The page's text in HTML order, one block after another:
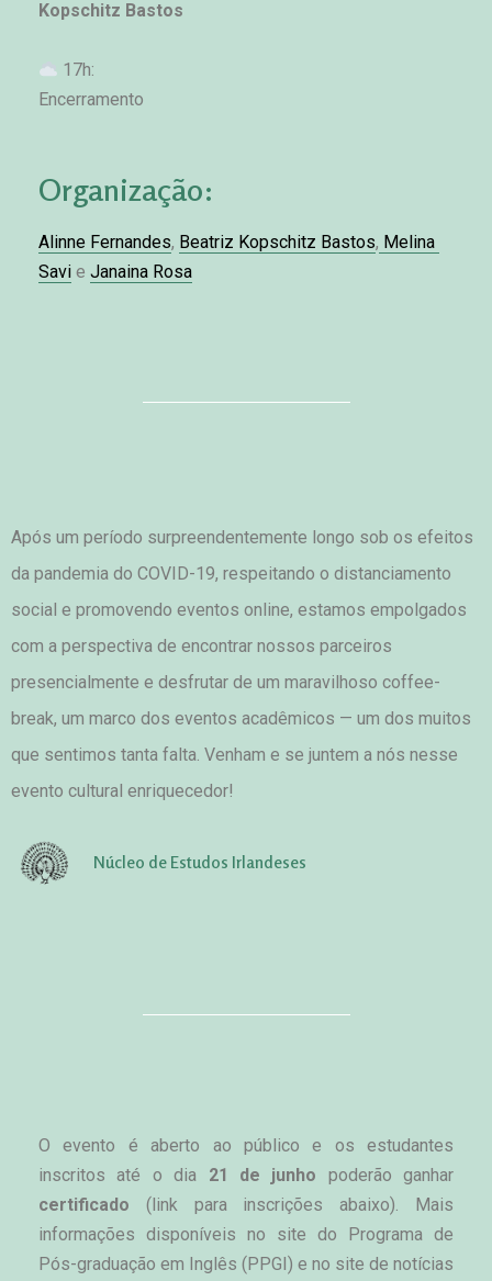
Kopschitz Bastos
17h:
Encerramento
Organização:
Alinne Fernandes, Beatriz Kopschitz Bastos, Melina
Savi e Janaina Rosa
Após um período surpreendentemente longo sob os efeitos
da pandemia do COVID-19, respeitando o distanciamento
social e promovendo eventos online, estamos empolgados
com a perspectiva de encontrar nossos parceiros
presencialmente e desfrutar de um maravilhoso coffee-
break, um marco dos eventos acadêmicos — um dos muitos
que sentimos tanta falta. Venham e se juntem a nós nesse
evento cultural enriquecedor!
Núcleo de Estudos Irlandeses
O evento é aberto ao público e os estudantes
inscritos até o dia 21 de junho
certificado (link para inscrições abaixo). Mais
informações disponíveis no site do Programa de
Pós-graduação em Inglês (PPGI) e no site de notícias